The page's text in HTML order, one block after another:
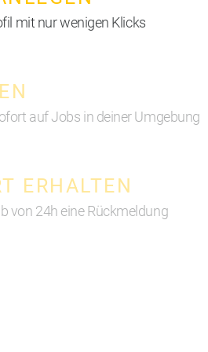
mit nur wenigen Klicks
auf Jobs in deiner Umgebung
ERHALTEN
von 24h eine Rückmeldung